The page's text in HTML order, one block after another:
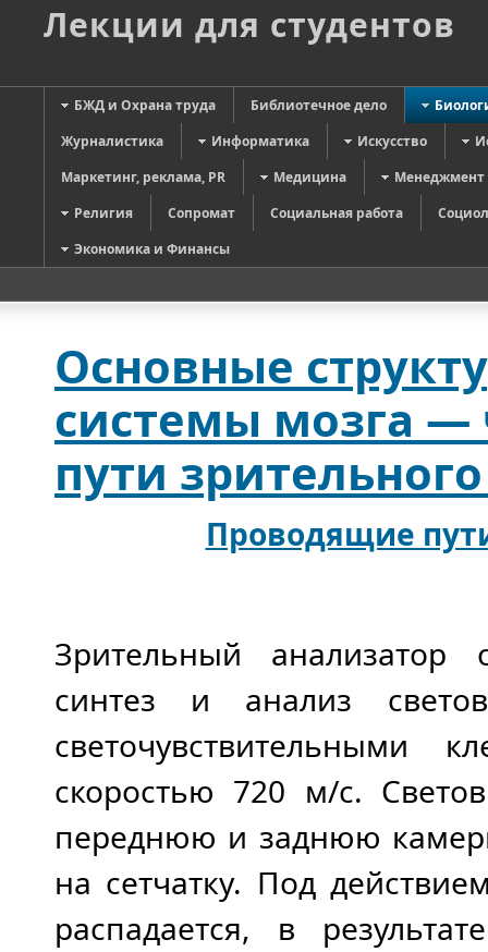
Лекции для студентов
БЖД и Охрана труда Библиотечное дело
Журналистика
Информатика Искусство
Маркетинг, реклама, PR
Медицина
Менеджмент
Религия
Сопромат Социальная работа
Экономика и Финансы
Основные
системы мозга
пути
Проводящие
Зрительный анализатор
синтез и анализ
светочувствительными
скоростью 720 м/с.
переднюю и заднюю
на сетчатку. Под
распадается, в